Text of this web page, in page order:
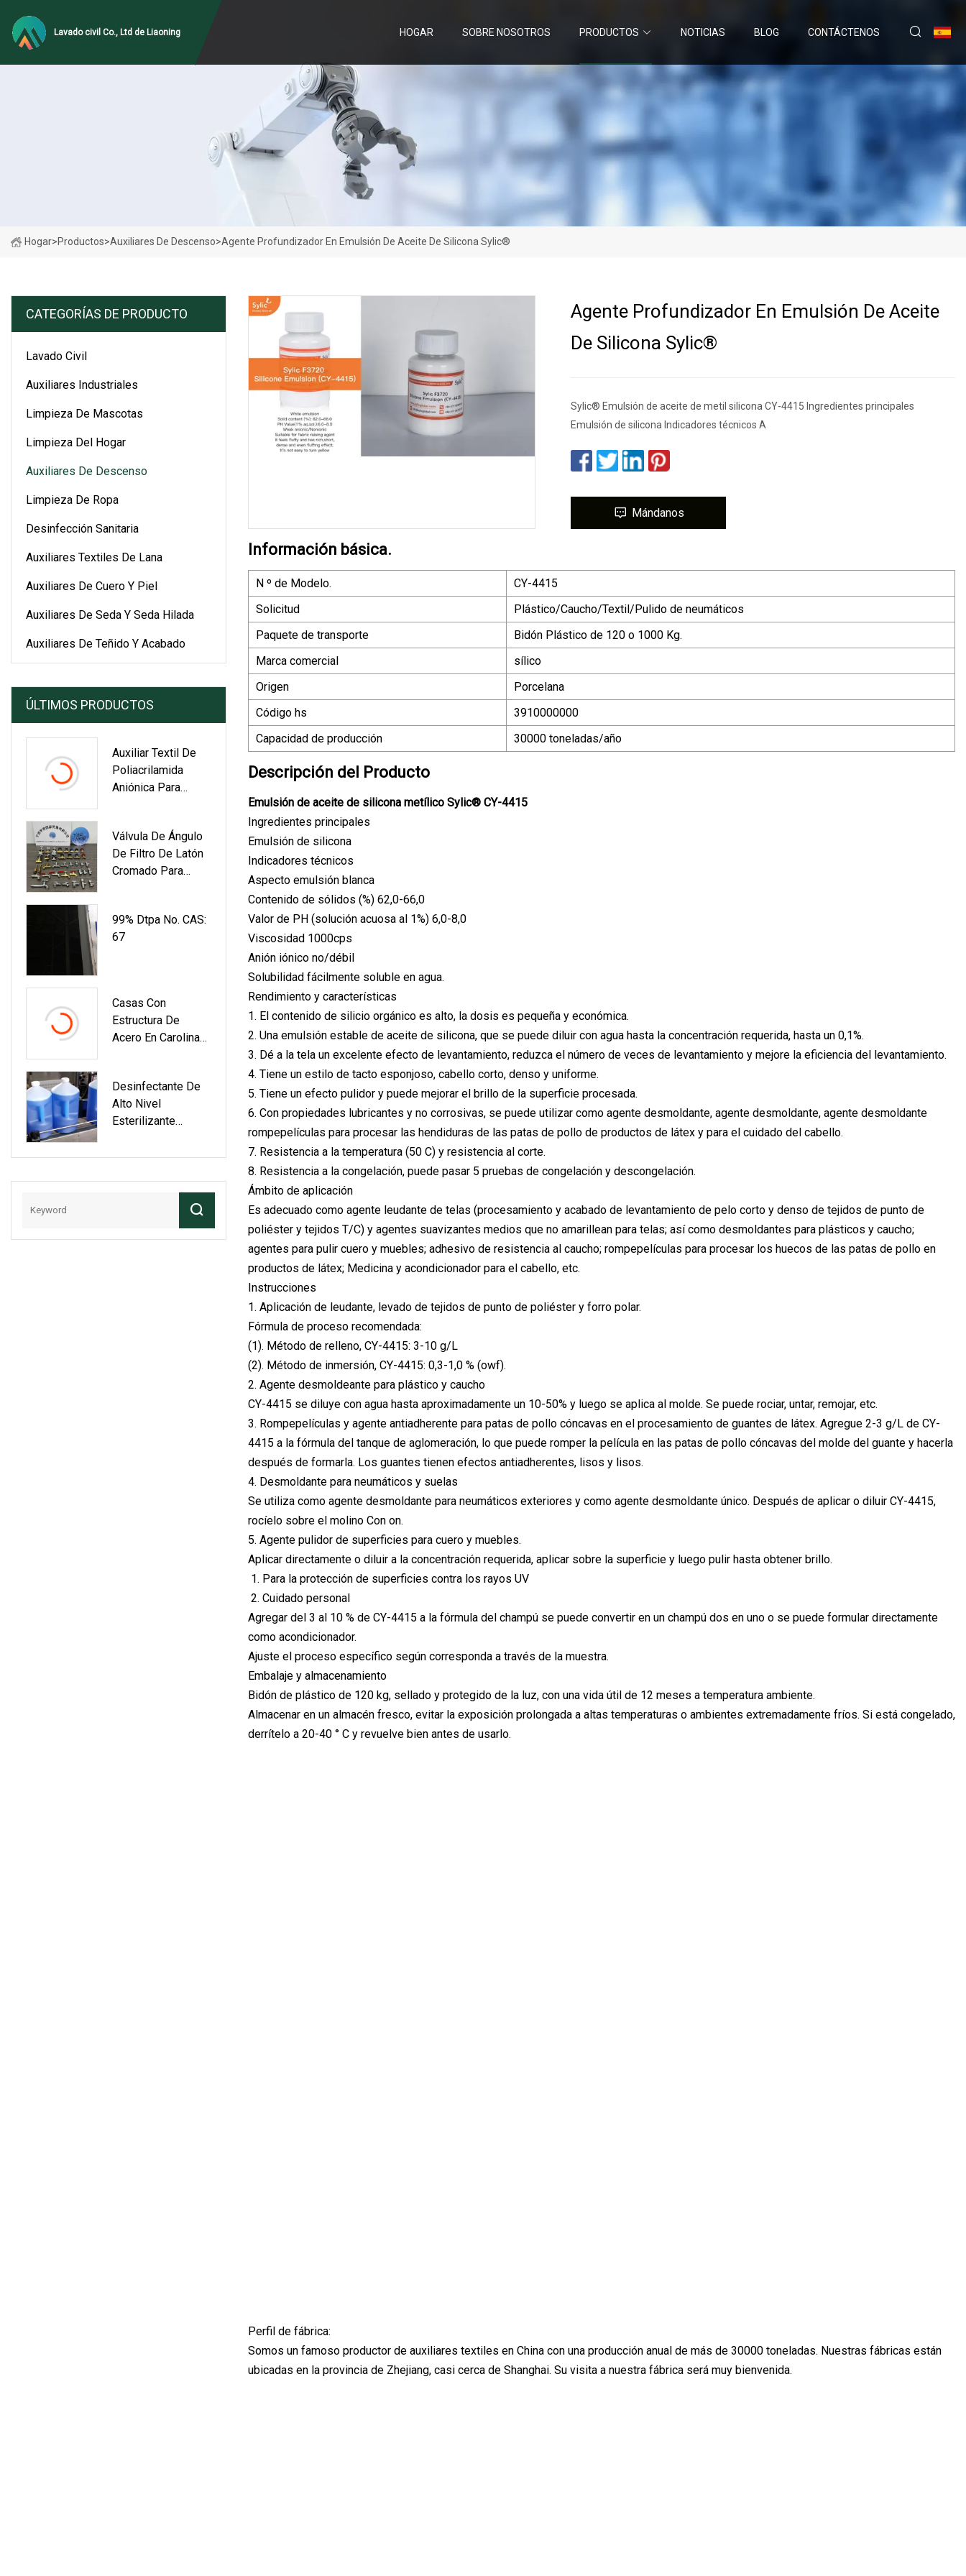
Lavado civil Co., Ltd de Liaoning HOGAR SOBRE NOSOTROS PRODUCTOS NOTICIAS BLOG CONTÁCTENOS
Hogar>Productos>Auxiliares De Descenso>Agente Profundizador En Emulsión De Aceite De Silicona Sylic®
CATEGORÍAS DE PRODUCTO
Lavado Civil
Auxiliares Industriales
Limpieza De Mascotas
Limpieza Del Hogar
Auxiliares De Descenso
Limpieza De Ropa
Desinfección Sanitaria
Auxiliares Textiles De Lana
Auxiliares De Cuero Y Piel
Auxiliares De Seda Y Seda Hilada
Auxiliares De Teñido Y Acabado
ÚLTIMOS PRODUCTOS
Auxiliar Textil De
Poliacrilamida
Aniónica Para
De Alto Color
Válvula De Ángulo
De Filtro De Latón
Cromado Para
99% Dtpa No. CAS:
67
Casas Con
Estructura De
Acero En Carolina
Desinfectante De
Alto Nivel
Esterilizante
Glutaraldehído Al
Médicos/desinfec
Dispositivos
Agente Profundizador En Emulsión De Aceite
De Silicona Sylic®
Sylic® Emulsión de aceite de metil silicona CY-4415 Ingredientes principales
Emulsión de silicona Indicadores técnicos A
Mándanos
Información básica.
N º de Modelo.
CY-4415
Solicitud
Plástico/Caucho/Textil/Pulido de neumáticos
Paquete de transporte
Bidón Plástico de 120 o 1000 Kg.
Marca comercial
sílico
Origen
Porcelana
Código hs
3910000000
Capacidad de producción
30000 toneladas/año
Descripción del Producto
Emulsión de aceite de silicona metílico Sylic® CY-4415
Ingredientes principales
Emulsión de silicona
Indicadores técnicos
Aspecto emulsión blanca
Contenido de sólidos (%) 62,0-66,0
Valor de PH (solución acuosa al 1%) 6,0-8,0
Viscosidad 1000cps
Anión iónico no/débil
Solubilidad fácilmente soluble en agua.
Rendimiento y características
1. El contenido de silicio orgánico es alto, la dosis es pequeña y económica.
2. Una emulsión estable de aceite de silicona, que se puede diluir con agua hasta la concentración requerida, hasta un 0,1%.
3. Dé a la tela un excelente efecto de levantamiento, reduzca el número de veces de levantamiento y mejore la eficiencia del levantamiento.
4. Tiene un estilo de tacto esponjoso, cabello corto, denso y uniforme.
5. Tiene un efecto pulidor y puede mejorar el brillo de la superficie procesada.
6. Con propiedades lubricantes y no corrosivas, se puede utilizar como agente desmoldante, agente desmoldante, agente desmoldante
rompepelículas para procesar las hendiduras de las patas de pollo de productos de látex y para el cuidado del cabello.
7. Resistencia a la temperatura (50 C) y resistencia al corte.
8. Resistencia a la congelación, puede pasar 5 pruebas de congelación y descongelación.
Ámbito de aplicación
Es adecuado como agente leudante de telas (procesamiento y acabado de levantamiento de pelo corto y denso de tejidos de punto de
poliéster y tejidos T/C) y agentes suavizantes medios que no amarillean para telas; así como desmoldantes para plásticos y caucho;
agentes para pulir cuero y muebles; adhesivo de resistencia al caucho; rompepelículas para procesar los huecos de las patas de pollo en
productos de látex; Medicina y acondicionador para el cabello, etc.
Instrucciones
1. Aplicación de leudante, levado de tejidos de punto de poliéster y forro polar.
Fórmula de proceso recomendada:
(1). Método de relleno, CY-4415: 3-10 g/L
(2). Método de inmersión, CY-4415: 0,3-1,0 % (owf).
2. Agente desmoldeante para plástico y caucho
CY-4415 se diluye con agua hasta aproximadamente un 10-50% y luego se aplica al molde. Se puede rociar, untar, remojar, etc.
3. Rompepelículas y agente antiadherente para patas de pollo cóncavas en el procesamiento de guantes de látex. Agregue 2-3 g/L de CY-
4415 a la fórmula del tanque de aglomeración, lo que puede romper la película en las patas de pollo cóncavas del molde del guante y hacerla
después de formarla. Los guantes tienen efectos antiadherentes, lisos y lisos.
4. Desmoldante para neumáticos y suelas
Se utiliza como agente desmoldante para neumáticos exteriores y como agente desmoldante único. Después de aplicar o diluir CY-4415,
rocíelo sobre el molino Con on.
5. Agente pulidor de superficies para cuero y muebles.
Aplicar directamente o diluir a la concentración requerida, aplicar sobre la superficie y luego pulir hasta obtener brillo.
Para la protección de superficies contra los rayos UV
Cuidado personal
Agregar del 3 al 10 % de CY-4415 a la fórmula del champú se puede convertir en un champú dos en uno o se puede formular directamente
como acondicionador.
Ajuste el proceso específico según corresponda a través de la muestra.
Embalaje y almacenamiento
Bidón de plástico de 120 kg, sellado y protegido de la luz, con una vida útil de 12 meses a temperatura ambiente.
Almacenar en un almacén fresco, evitar la exposición prolongada a altas temperaturas o ambientes extremadamente fríos. Si está congelado,
derrítelo a 20-40 ° C y revuelve bien antes de usarlo.
Perfil de fábrica:
Somos un famoso productor de auxiliares textiles en China con una producción anual de más de 30000 toneladas. Nuestras fábricas están
ubicadas en la provincia de Zhejiang, casi cerca de Shanghai. Su visita a nuestra fábrica será muy bienvenida.